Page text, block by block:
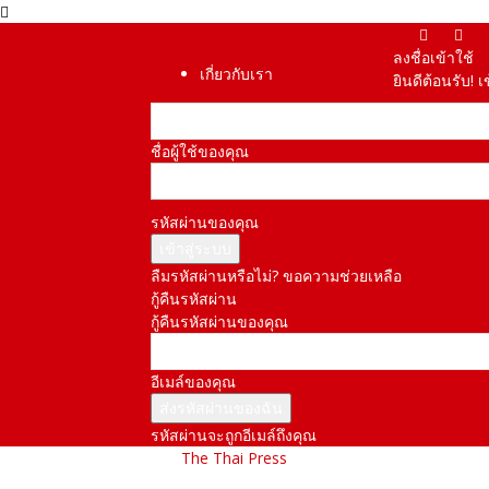
เกี่ยวกับเรา
ลงชื่อเข้าใช้
ยินดีต้อนรับ!
ชื่อผู้ใช้ของคุณ
รหัสผ่านของคุณ
ลืมรหัสผ่านหรือไม่? ขอความช่วยเหลือ
กู้คืนรหัสผ่าน
กู้คืนรหัสผ่านของคุณ
อีเมล์ของคุณ
รหัสผ่านจะถูกอีเมล์ถึงคุณ
The Thai Press